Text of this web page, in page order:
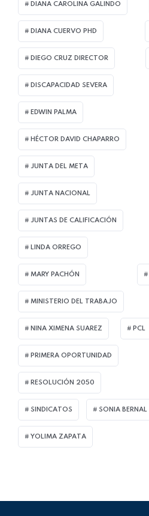
DIANA CAROLINA GALINDO
DIANA CUERVO PHD
DIEGO CRUZ DIRECTOR
DISCAPACIDAD SEVERA
EDWIN PALMA
HÉCTOR DAVID CHAPARRO
JUNTA DEL META
JUNTA NACIONAL
JUNTAS DE CALIFICACIÓN
LINDA ORREGO
MARY PACHÓN
MINISTERIO DEL TRABAJO
NINA XIMENA SUAREZ PCL
PRIMERA OPORTUNIDAD
RESOLUCIÓN 2050
SINDICATOS SONIA BERNAL
YOLIMA ZAPATA